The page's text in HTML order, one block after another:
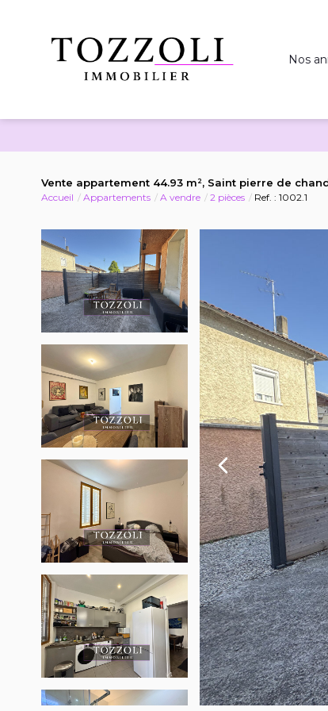
Nos
Vente appartement 44.93 m², Saint pierre de
Accueil Appartements A vendre 2 pièces Ref. : 1002.1